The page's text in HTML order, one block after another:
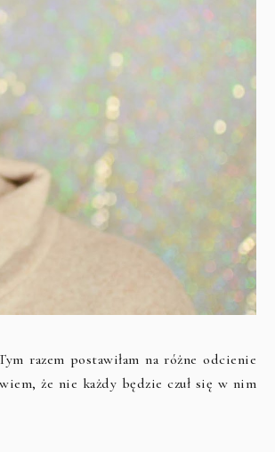
razem postawiłam na różne odcienie
że nie każdy będzie czuł się w nim